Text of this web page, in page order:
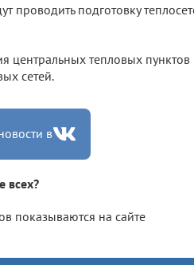
проводить подготовку
центральных тепловых
сетей.
в
всех?
показываются на сайте